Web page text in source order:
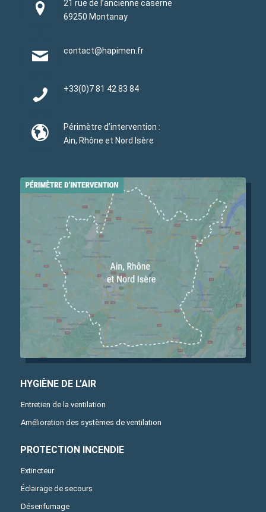
21 rue de l’ancienne caserne
69250 Montanay
contact@hapimen.fr
+33(0)7 81 42 83 84
Périmètre d’intervention :
Ain, Rhône et Nord Isère
HYGIÈNE DE L’AIR
Entretien de la ventilation
Amélioration des systèmes de ventilation
PROTECTION INCENDIE
Extincteur
Éclairage de secours
Désenfumage